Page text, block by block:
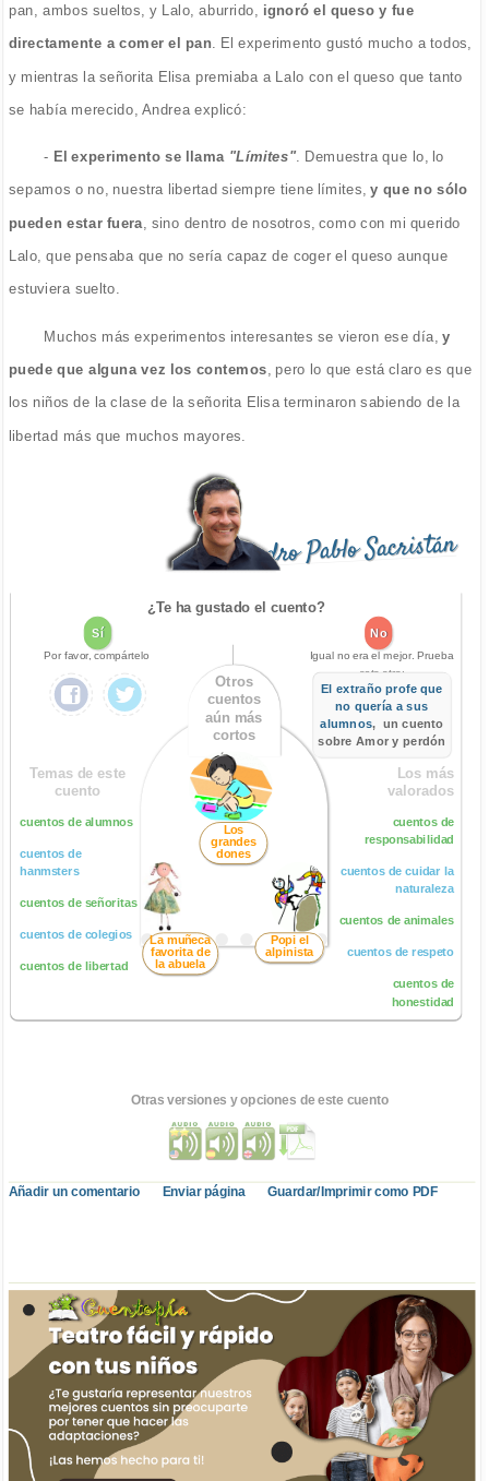
pan, ambos sueltos, y Lalo, aburrido, ignoró el queso y fue
directamente a comer el pan. El experimento gustó mucho a todos,
y mientras la señorita Elisa premiaba a Lalo con el queso que tanto
se había merecido, Andrea explicó:
- El experimento se llama "Límites". Demuestra que lo, lo
sepamos o no, nuestra libertad siempre tiene límites, y que no sólo
pueden estar fuera , sino dentro de nosotros, como con mi querido
Lalo, que pensaba que no sería capaz de coger el queso aunque
estuviera suelto.
Muchos más experimentos interesantes se vieron ese día, y
puede que alguna vez los contemos , pero lo que está claro es que
los niños de la clase de la señorita Elisa terminaron sabiendo de la
libertad más que muchos mayores.
Pedro Pablo Sacristán
¿Te ha gustado el cuento?
Sí
Por favor, compártelo
No
Igual no era el mejor. Prueba
este otro:
El extraño profe que
no quería a sus
alumnos, un cuento
sobre Amor y perdón
Temas de este
cuento
cuentos de alumnos
cuentos de
hanmsters
cuentos de señoritas
cuentos de colegios
cuentos de libertad
Otros
cuentos
aún más
cortos
Los
grandes
dones
Popi el
alpinista
La muñeca
favorita de
la abuela
Los más
valorados
cuentos de
responsabilidad
cuentos de cuidar la
naturaleza
cuentos de animales
cuentos de respeto
cuentos de
honestidad
Otras versiones y opciones de este cuento
Añadir un comentario Enviar página Guardar/Imprimir como PDF